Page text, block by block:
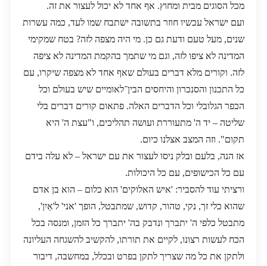
מכל הסוגים מבית ומחוץ. אף אחד לא יכול לעצור את זה.
ועם ישראל עכשיו חוזר בתשובה ישתבח שמו לעד, כמה עשרות
שנים, מעל טעם ודעת גם כן. מי היה מצפה לזה? בטח שמקימי
המדינה לא ציפו לזה, וגם מי שתמך בהקמת המדינה לא ציפה
לזה. וקורים מלא דברים בעולם שאף אחד לא מצפה שיקרו, עם
כל התכנון והסנכרון והיחסים הבין־לאומיים שיש בעולם וכל
הכפר הגלובלי וכל הדברים האלה. פתאום קורים דברים בלי
שליטה – יד ה' מתעוררת ועושה תהליכים, ו"עצת ה' היא
תקום". וזה המצב אצלנו כיום.
אז הנה, בלעם ובלק ניסו לעצור את עם ישראל – לא עלה בידם
עם כל הכישופים, עם כל היכולות.
ורציתי עוד להסביר: 'איש האלוקים' הוא כלום – הוא בן אדם
שהוא כלי זך, נקי, טהור, קדוש, שמתבטל, הופך 'אני' ל'אַיִן',
מתבטל כלפי ה' יתברך ונדבק בה' יתברך כל הזמן, ומנסה בכל
הכח לעשות רצונו, לקיים את תורתו, להקשיב להשגחה העליונה
ולתקן את כל מה שצריך לתקן בפרט ובכלל, במחשבה, דיבור